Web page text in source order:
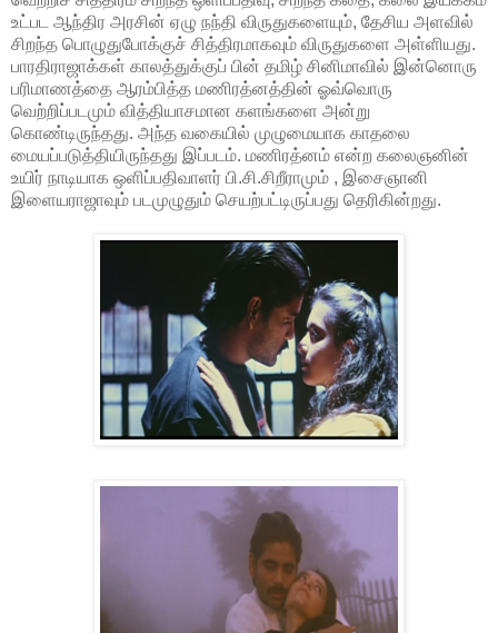
உட்பட ஆந்திர அரசின் ஏழு நந்தி விருதுகளையும், தேசிய அளவில்
சிறந்த பொழுதுபோக்குச் சித்திரமாகவும் விருதுகளை அள்ளியது.
பாரதிராஜாக்கள் காலத்துக்குப் பின் தமிழ் சினிமாவில் இன்னொரு
பரிமாணத்தை ஆரம்பித்த மணிரத்னத்தின் ஓவ்வொரு
வெற்றிப்படமும் வித்தியாசமான களங்களை அன்று
கொண்டிருந்தது. அந்த வகையில் முழுமையாக காதலை
மையப்படுத்தியிருந்தது இப்படம். மணிரத்னம் என்ற கலைஞனின்
உயிர் நாடியாக ஒளிப்பதிவாளர் பி.சி.சிறீராமும் , இசைஞானி
இளையராஜாவும் படமுழுதும் செயற்பட்டிருப்பது தெரிகின்றது.